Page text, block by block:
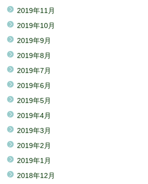
2019年11月
2019年10月
2019年9月
2019年8月
2019年7月
2019年6月
2019年5月
2019年4月
2019年3月
2019年2月
2019年1月
2018年12月